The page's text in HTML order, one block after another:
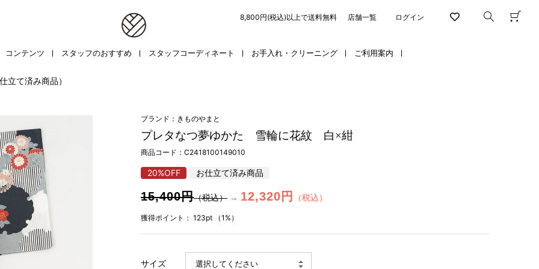
ログイン
8,800円(税込)以上で送料無料 店舗一覧
コンテンツ スタッフのおすすめ スタッフコーディネート お手入れ・クリーニング ご利用案内
立て済み商品）
ブランド：きものやまと
プレタなつ夢ゆかた 雪輪に花紋 白×紺
商品コード： C2418100149010
20%OFF お仕立て済み商品
15,400円（税込） → 12,320円 （税込）
獲得ポイント： 123pt （1%）
サイズ